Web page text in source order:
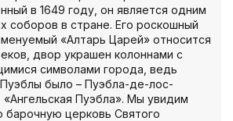
в 1649 году, он является одним
соборов в стране. Его роскошный
«Алтарь Царей» относится
двор украшен колоннами с
символами города, ведь
было – Пуэбла-де-лос-
Пуэбла». Мы увидим
барочную церковь Святого